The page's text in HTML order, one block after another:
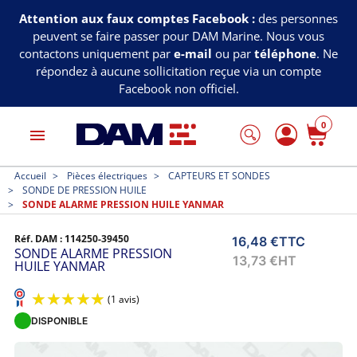
Attention aux faux comptes Facebook : des personnes
peuvent se faire passer pour DAM Marine. Nous vous
contactons uniquement par e-mail ou par téléphone. Ne
répondez à aucune sollicitation reçue via un compte
Facebook non officiel.
menu
0
Accueil Pièces électriques
CAPTEURS ET SONDES
SONDE DE PRESSION HUILE
SONDE ALARME PRESSION HUILE YANMAR
Réf. DAM : 114250-39450
SONDE ALARME PRESSION
HUILE YANMAR
16,48 €TTC
13,73 €HT
DISPONIBLE